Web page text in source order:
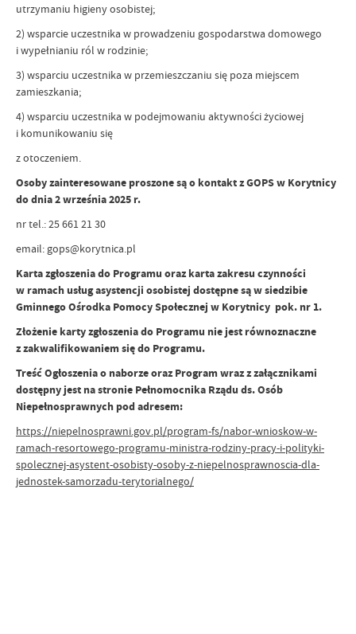
utrzymaniu higieny osobistej;
2) wsparcie uczestnika w prowadzeniu gospodarstwa domowego
i wypełnianiu ról w rodzinie;
3) wsparciu uczestnika w przemieszczaniu się poza miejscem
zamieszkania;
4) wsparciu uczestnika w podejmowaniu aktywności życiowej
i komunikowaniu się
z otoczeniem.
Osoby zainteresowane proszone są o kontakt z GOPS w Korytnicy
do dnia 2 września 2025 r.
nr tel.: 25 661 21 30
email: gops@korytnica.pl
Karta zgłoszenia do Programu oraz karta zakresu czynności
w ramach usług asystencji osobistej dostępne są w siedzibie
Gminnego Ośrodka Pomocy Społecznej w Korytnicy pok. nr 1.
Złożenie karty zgłoszenia do Programu nie jest równoznaczne
z zakwalifikowaniem się do Programu.
Treść Ogłoszenia o naborze oraz Program wraz z załącznikami
dostępny jest na stronie Pełnomocnika Rządu ds. Osób
Niepełnosprawnych pod adresem:
https://niepelnosprawni.gov.pl/program-fs/nabor-wnioskow-w-
ramach-resortowego-programu-ministra-rodziny-pracy-i-polityki-
spolecznej-asystent-osobisty-osoby-z-niepelnosprawnoscia-dla-
jednostek-samorzadu-terytorialnego/